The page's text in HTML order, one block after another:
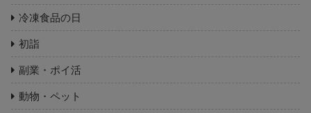
冷凍食品の日
初詣
副業・ポイ活
動物・ペット